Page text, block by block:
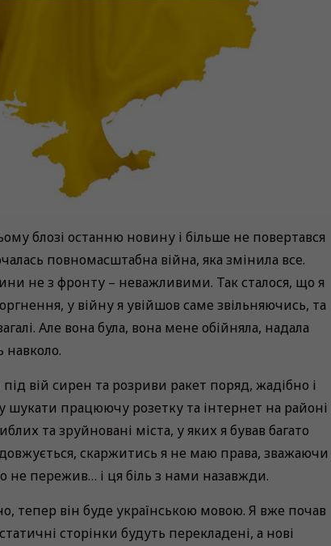
блозі останню новину і більше не повертався
повномасштабна війна, яка змінила все.
не з фронту – неважливими. Так сталося, що я
у війну я увійшов саме звільняючись, та
Але вона була, вона мене обійняла, надала
навколо.
вій сирен та розриви ракет поряд, жадібно і
працюючу розетку та інтернет на районі
та зруйновані міста, у яких я бував багато
скаржитись я не маю права, зважаючи
пережив… і ця біль з нами назавжди.
тепер він буде українською мовою. Я вже почав
сторінки будуть перекладені, а нові